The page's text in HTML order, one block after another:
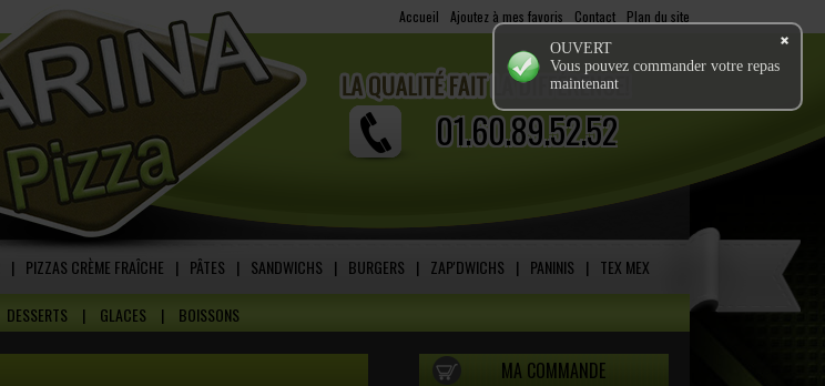
Accueil Ajoutez à mes favoris Contact Plan du site
01.60.89.52.52
| PIZZAS CRÈME FRAÎCHE | PÂTES | SANDWICHS | BURGERS | ZAP'DWICHS | PANINIS | TEX MEX
DESSERTS | GLACES | BOISSONS
MA COMMANDE
OUVERT
Vous pouvez commander votre repas
maintenant